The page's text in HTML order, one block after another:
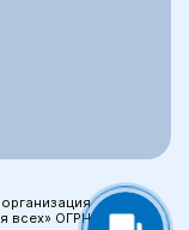
всех» ОГРН: